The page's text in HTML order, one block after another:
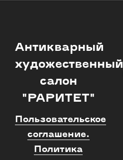
Антикварный
художественный
салон
"РАРИТЕТ"
Пользовательское
соглашение.
Политика